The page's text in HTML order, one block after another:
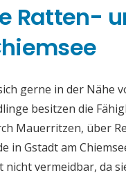
Ratten-
gerne in der
besitzen die
Mauerritzen, über
in Gstadt am
nicht vermeidbar, da